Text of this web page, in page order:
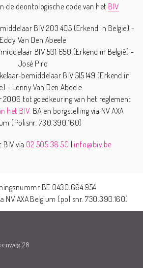
de deontologische code van het BIV
BIV 203 405 (Erkend in België) -
Eddy Van Den Abeele
BIV 501 650 (Erkend in België) -
José Piro
bemiddelaar BIV 515 149 (Erkend in
- Lenny Van Den Abeele
2006 tot goedkeuring van het reglement
het BIV. BA en borgstelling via NV AXA
(Polisnr. 730.390.160)
via 02 505 38 50 | info@biv.be
BE 0430.664.954
NV AXA Belgium (polisnr. 730.390.160)
28